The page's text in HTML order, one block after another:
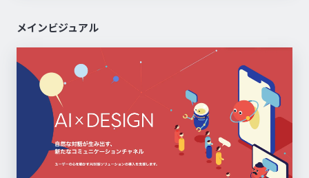
メインビジュアル